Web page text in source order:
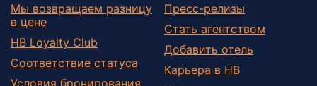
Мы возвращаем разницу
в цене
HB Loyalty Club
Соответствие статуса
Условия бронирования
Пресс-релизы
Стать агентством
Добавить отель
Карьера в HB